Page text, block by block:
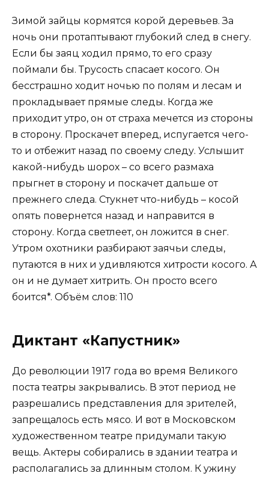
Зимой зайцы кормятся корой деревьев. За
ночь они протаптывают глубокий след в снегу.
Если бы заяц ходил прямо, то его сразу
поймали бы. Трусость спасает косого. Он
бесстрашно ходит ночью по полям и лесам и
прокладывает прямые следы. Когда же
приходит утро, он от страха мечется из стороны
в сторону. Проскачет вперед, испугается чего-
то и отбежит назад по своему следу. Услышит
какой-нибудь шорох – со всего размаха
прыгнет в сторону и поскачет дальше от
прежнего следа. Стукнет что-нибудь – косой
опять повернется назад и направится в
сторону. Когда светлеет, он ложится в снег.
Утром охотники разбирают заячьи следы,
путаются в них и удивляются хитрости косого. А
он и не думает хитрить. Он просто всего
боится*. Объём слов: 110
Диктант «Капустник»
До революции 1917 года во время Великого
поста театры закрывались. В этот период не
разрешались представления для зрителей,
запрещалось есть мясо. И вот в Московском
художественном театре придумали такую
вещь. Актеры собирались в здании театра и
располагались за длинным столом. К ужину